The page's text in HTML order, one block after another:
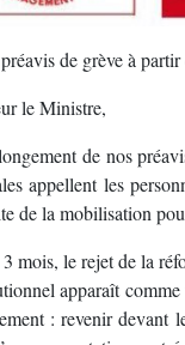
de grève à
le Ministre,
de nos
appellent les
de la mobilisation
mois, le rejet de la
apparaît
: revenir